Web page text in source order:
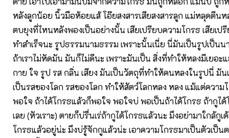
หลังลูกน้อย นิ้วมือห้อยแส้ โอ๊ยสงสารเสียสงสารลูก แม่หลุดตีน
ตบยุงที่ไหนหลังพองเป็นอย่างนั้น เสียเปรียบความโกรธ เสียเป
ทำสำเร็จนะ รูปธรรมนามธรรม เพราะนั้นเนี่ย นี่มันเป็นรูปเป็น
ถ้าเราไม่หัดมัน มันก็ไม่ดีนะ เพราะมันเป็น สิ่งที่ทำให้หลงมีเยอะ
กาย ใจ รูป รส กลิ่น เสียง มันเป็นวัตถุที่ทำให้คนหลงในรูปนี่ มัน
เป็นรสของโลก รสของโลก ทำให้สัตว์โลกหลง หลง แม้แต่ความ
พอใจ ถ้าได้โกรธแล้วก็พอใจ พอใจบ่ พอเป็นถ้าได้โกรธ ถ้ากูได้
เลย (หัวเราะ) ตายก็บ่รื่นเร่ถ้ากูได้โกรธแล้วนะ มึงอย่ามาใกล้กู
โกรธแล้วอยู่น่ะ มึงบ่รู้จักกูแล้วน่ะ เอาความโกรธมาเป็นตัวเป็น